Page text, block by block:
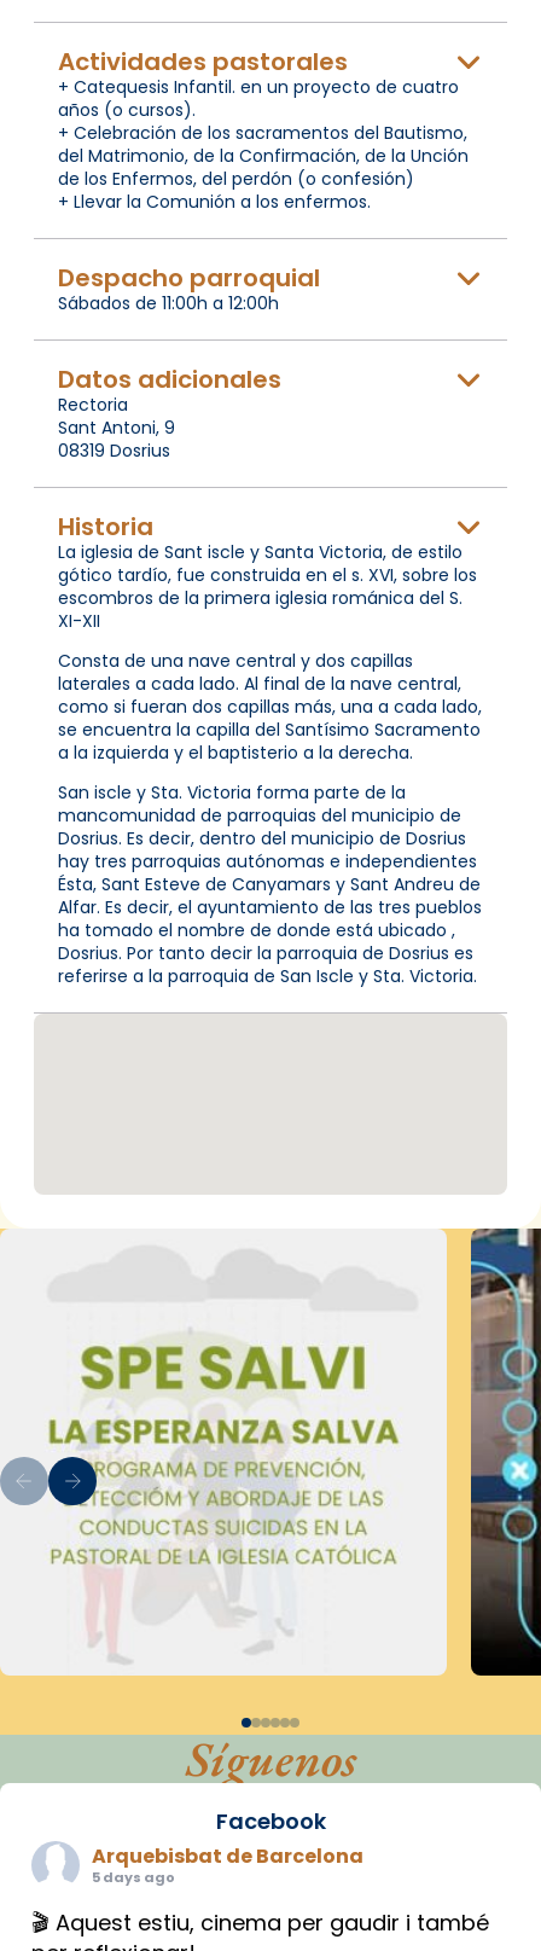
Actividades pastorales
+ Catequesis Infantil. en un proyecto de cuatro
años (o cursos).
+ Celebración de los sacramentos del Bautismo,
del Matrimonio, de la Confirmación, de la Unción
de los Enfermos, del perdón (o confesión)
+ Llevar la Comunión a los enfermos.
Despacho parroquial
Sábados de 11:00h a 12:00h
Datos adicionales
Rectoria
Sant Antoni, 9
08319 Dosrius
Historia
La iglesia de Sant iscle y Santa Victoria, de estilo
gótico tardío, fue construida en el s. XVI, sobre los
escombros de la primera iglesia románica del S.
XI-XII
Consta de una nave central y dos capillas
laterales a cada lado. Al final de la nave central,
como si fueran dos capillas más, una a cada lado,
se encuentra la capilla del Santísimo Sacramento
a la izquierda y el baptisterio a la derecha.
San iscle y Sta. Victoria forma parte de la
mancomunidad de parroquias del municipio de
Dosrius. Es decir, dentro del municipio de Dosrius
hay tres parroquias autónomas e independientes
Ésta, Sant Esteve de Canyamars y Sant Andreu de
Alfar. Es decir, el ayuntamiento de las tres pueblos
ha tomado el nombre de donde está ubicado ,
Dosrius. Por tanto decir la parroquia de Dosrius es
referirse a la parroquia de San Iscle y Sta. Victoria.
Síguenos
Facebook
Arquebisbat de Barcelona
5 days ago
🎬 Aquest estiu, cinema per gaudir i també